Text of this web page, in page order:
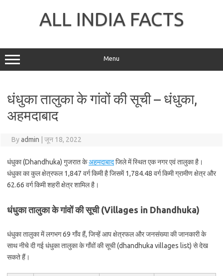
ALL INDIA FACTS
Menu
धंधुका तालुका के गांवों की सूची – धंधुका,
अहमदाबाद
Byadmin जून 18, 2022
धंधुका (Dhandhuka) गुजरात केअहमदाबादजिले में स्थित एक नगर एवं तालुका है।
धंधुका का कुल क्षेत्रफल 1,847 वर्ग किमी है जिसमें 1,784.48 वर्ग किमी ग्रामीण क्षेत्र और
62.66 वर्ग किमी शहरी क्षेत्र शामिल है।
धंधुका तालुका के गांवों की सूची (Villages in Dhandhuka)
धंधुका तालुका में लगभग 69 गाँव हैं, जिन्हें आप क्षेत्रफल और जनसंख्या की जानकारी के
साथ नीचे दी गई धंधुका तालुका के गाँवों की सूची (dhandhuka villages list) से देख
सकते हैं।